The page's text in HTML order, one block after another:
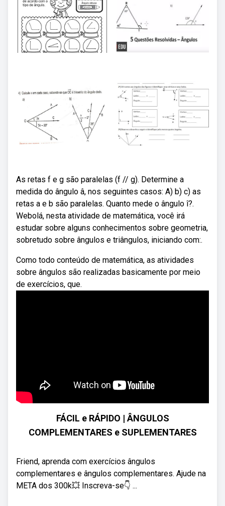
As retas f e g são paralelas (f // g). Determine a
medida do ângulo â, nos seguintes casos: A) b) c) as
retas a e b são paralelas. Quanto mede o ângulo î?.
Webolá, nesta atividade de matemática, você irá
estudar sobre alguns conhecimentos sobre geometria,
sobretudo sobre ângulos e triângulos, iniciando com:.
Como todo conteúdo de matemática, as atividades
sobre ângulos são realizadas basicamente por meio
de exercícios, que.
FÁCIL e RÁPIDO | ÂNGULOS
COMPLEMENTARES e SUPLEMENTARES
Friend, aprenda com exercícios ângulos
complementares e ângulos complementares. Ajude na
META dos 300k💥 Inscreva-se👇 ...